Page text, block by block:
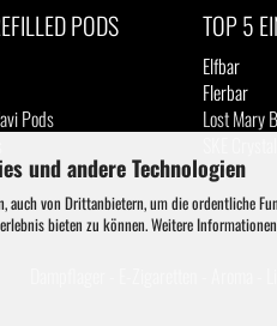
und andere Technologien
auch von Drittanbietern, um die ordentliche
bieten zu können. Weitere
PODS
Pods
TOP 5
Elfbar
Flerbar
Lost Mary
IVG